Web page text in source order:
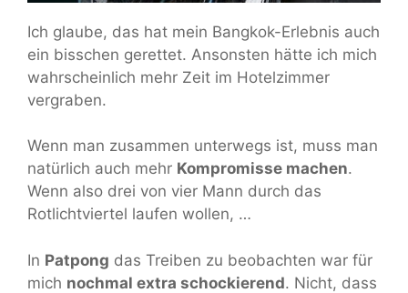
Ich glaube, das hat mein Bangkok-Erlebnis auch
ein bisschen gerettet. Ansonsten hätte ich mich
wahrscheinlich mehr Zeit im Hotelzimmer
vergraben.
Wenn man zusammen unterwegs ist, muss man
natürlich auch mehr Kompromisse machen.
Wenn also drei von vier Mann durch das
Rotlichtviertel laufen wollen, …
In Patpong das Treiben zu beobachten war für
mich nochmal extra schockierend. Nicht, dass